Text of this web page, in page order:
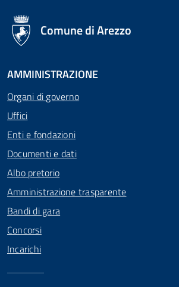
logo Unione Europea
Comune di Arezzo
AMMINISTRAZIONE
Organi di governo
Uffici
Enti e fondazioni
Documenti e dati
Albo pretorio
Amministrazione trasparente
Bandi di gara
Concorsi
Incarichi